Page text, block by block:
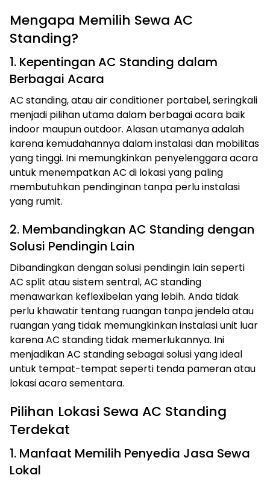
Mengapa Memilih Sewa AC
Standing?
1. Kepentingan AC Standing dalam
Berbagai Acara
AC standing, atau air conditioner portabel, seringkali
menjadi pilihan utama dalam berbagai acara baik
indoor maupun outdoor. Alasan utamanya adalah
karena kemudahannya dalam instalasi dan mobilitas
yang tinggi. Ini memungkinkan penyelenggara acara
untuk menempatkan AC di lokasi yang paling
membutuhkan pendinginan tanpa perlu instalasi
yang rumit.
2. Membandingkan AC Standing dengan
Solusi Pendingin Lain
Dibandingkan dengan solusi pendingin lain seperti
AC split atau sistem sentral, AC standing
menawarkan keflexibelan yang lebih. Anda tidak
perlu khawatir tentang ruangan tanpa jendela atau
ruangan yang tidak memungkinkan instalasi unit luar
karena AC standing tidak memerlukannya. Ini
menjadikan AC standing sebagai solusi yang ideal
untuk tempat-tempat seperti tenda pameran atau
lokasi acara sementara.
Pilihan Lokasi Sewa AC Standing
Terdekat
1. Manfaat Memilih Penyedia Jasa Sewa
Lokal